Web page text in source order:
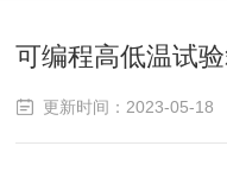
可编程高低温试
更新时间：2023-05-18